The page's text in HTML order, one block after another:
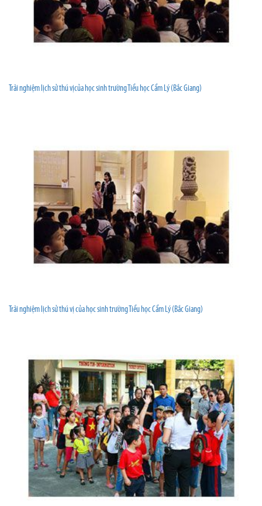
Trải nghiệm lịch sử thú vịcủa học sinh trường Tiểu học Cẩm Lý (Bắc Giang)
Trải nghiệm lịch sử thú vị của học sinh trường Tiểu học Cẩm Lý (Bắc Giang)